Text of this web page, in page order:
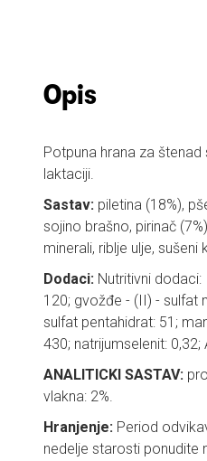
Opis
Potpuna hrana za štenad
laktaciji.
Sastav: piletina (18%),
sojino brašno, pirinač
minerali, riblje ulje, sušeni
Dodaci: Nutritivni dodaci:
120; gvožđe - (II) - sulfat
sulfat pentahidrat: 51;
430; natrijumselenit: 0,32;
ANALITICKI SASTAV:
vlakna: 2%.
Hranjenje: Period
nedelje starosti ponudite